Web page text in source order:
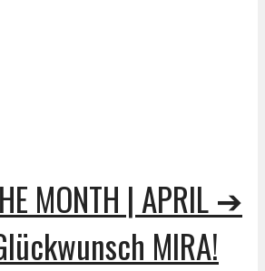
MONTH | APRIL ➔
MIRA!